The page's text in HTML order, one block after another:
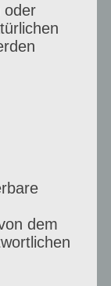
am
oder
dem